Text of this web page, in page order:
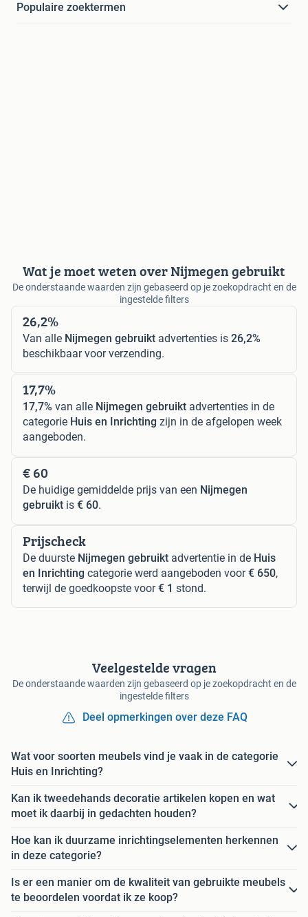
Populaire zoektermen
Wat je moet weten over Nijmegen gebruikt
De onderstaande waarden zijn gebaseerd op je zoekopdracht en de
ingestelde filters
26,2%
Van alle Nijmegen gebruikt advertenties is 26,2%
beschikbaar voor verzending.
17,7%
17,7% van alle Nijmegen gebruikt advertenties in de
categorie Huis en Inrichting zijn in de afgelopen week
aangeboden.
€ 60
De huidige gemiddelde prijs van een Nijmegen
gebruikt is € 60.
Prijscheck
De duurste Nijmegen gebruikt advertentie in de Huis
en Inrichting categorie werd aangeboden voor€ 650,
terwijl de goedkoopste voor€ 1 stond.
Veelgestelde vragen
De onderstaande waarden zijn gebaseerd op je zoekopdracht en de
ingestelde filters
Deel opmerkingen over deze FAQ
Wat voor soorten meubels vind je vaak in de categorie
Huis en Inrichting?
Kan ik tweedehands decoratie artikelen kopen en wat
moet ik daarbij in gedachten houden?
Hoe kan ik duurzame inrichtingselementen herkennen
in deze categorie?
Is er een manier om de kwaliteit van gebruikte meubels
te beoordelen voordat ik ze koop?